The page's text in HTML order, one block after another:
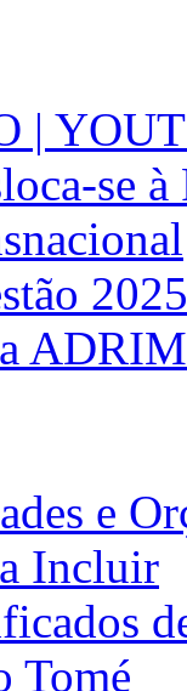
|
se
2025
e
Incluir
Tomé